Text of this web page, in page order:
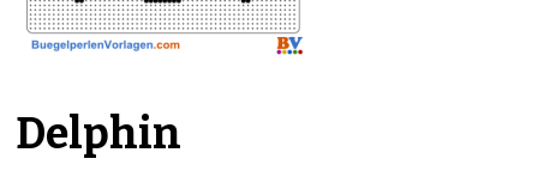
Delphin